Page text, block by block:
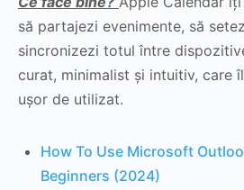
să partajezi evenimente, să
sincronizezi totul între
curat, minimalist și intuitiv, care
ușor de utilizat.
How To Use Microsoft
Beginners (2024)